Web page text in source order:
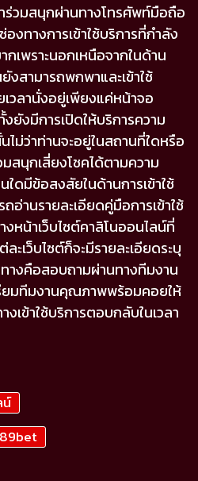
าร่วมสนุกผ่านทางโทรศัพท์มือถือ
งทางการเข้าใช้บริการที่กำลัง
เพราะนอกเหนือจากในด้าน
สามารถพกพาและเข้าใช้
วลานั่งอยู่เพียงแค่หน้าจอ
ยังมีการเปิดให้บริการความ
ม่ว่าท่านจะอยู่ในสถานที่ใดหรือ
มสนุกเสี่ยงโชคได้ตามความ
ดมีข้อสงสัยในด้านการเข้าใช้
อ่านรายละเอียดคู่มือการเข้าใช้
หน้าเว็บไซต์คาสิโนออนไลน์ที่
ะเว็บไซต์ก็จะมีรายละเอียดระบุ
างคือสอบถามผ่านทางทีมงาน
ยมทีมงานคุณภาพพร้อมคอยให้
เข้าใช้บริการตอบกลับในเวลา
น์